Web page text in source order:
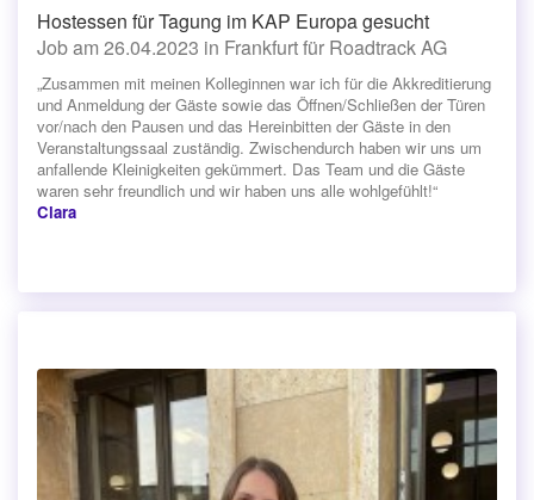
Hostessen für Tagung im KAP Europa gesucht
Job am 26.04.2023 in Frankfurt für Roadtrack AG
„Zusammen mit meinen Kolleginnen war ich für die Akkreditierung
und Anmeldung der Gäste sowie das Öffnen/Schließen der Türen
vor/nach den Pausen und das Hereinbitten der Gäste in den
Veranstaltungssaal zuständig. Zwischendurch haben wir uns um
anfallende Kleinigkeiten gekümmert. Das Team und die Gäste
waren sehr freundlich und wir haben uns alle wohlgefühlt!“
Clara